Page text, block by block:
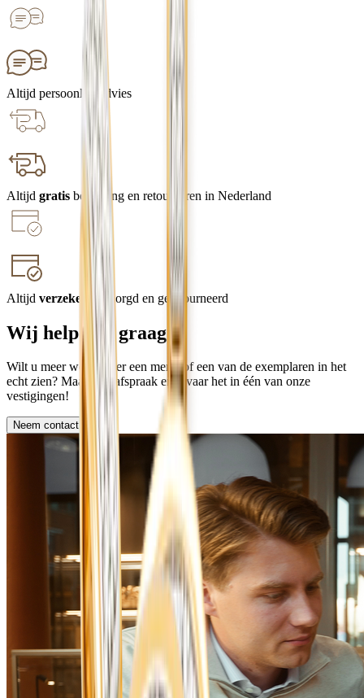
Altijd persoonlijk advies
Altijd gratis bezorging en retourneren in Nederland
Altijd verzekerd bezorgd en geretourneerd
Wij helpen u graag
Wilt u meer weten over een merk, of een van de exemplaren in het
echt zien? Maak een afspraak en ervaar het in één van onze
vestigingen!
Neem contact op